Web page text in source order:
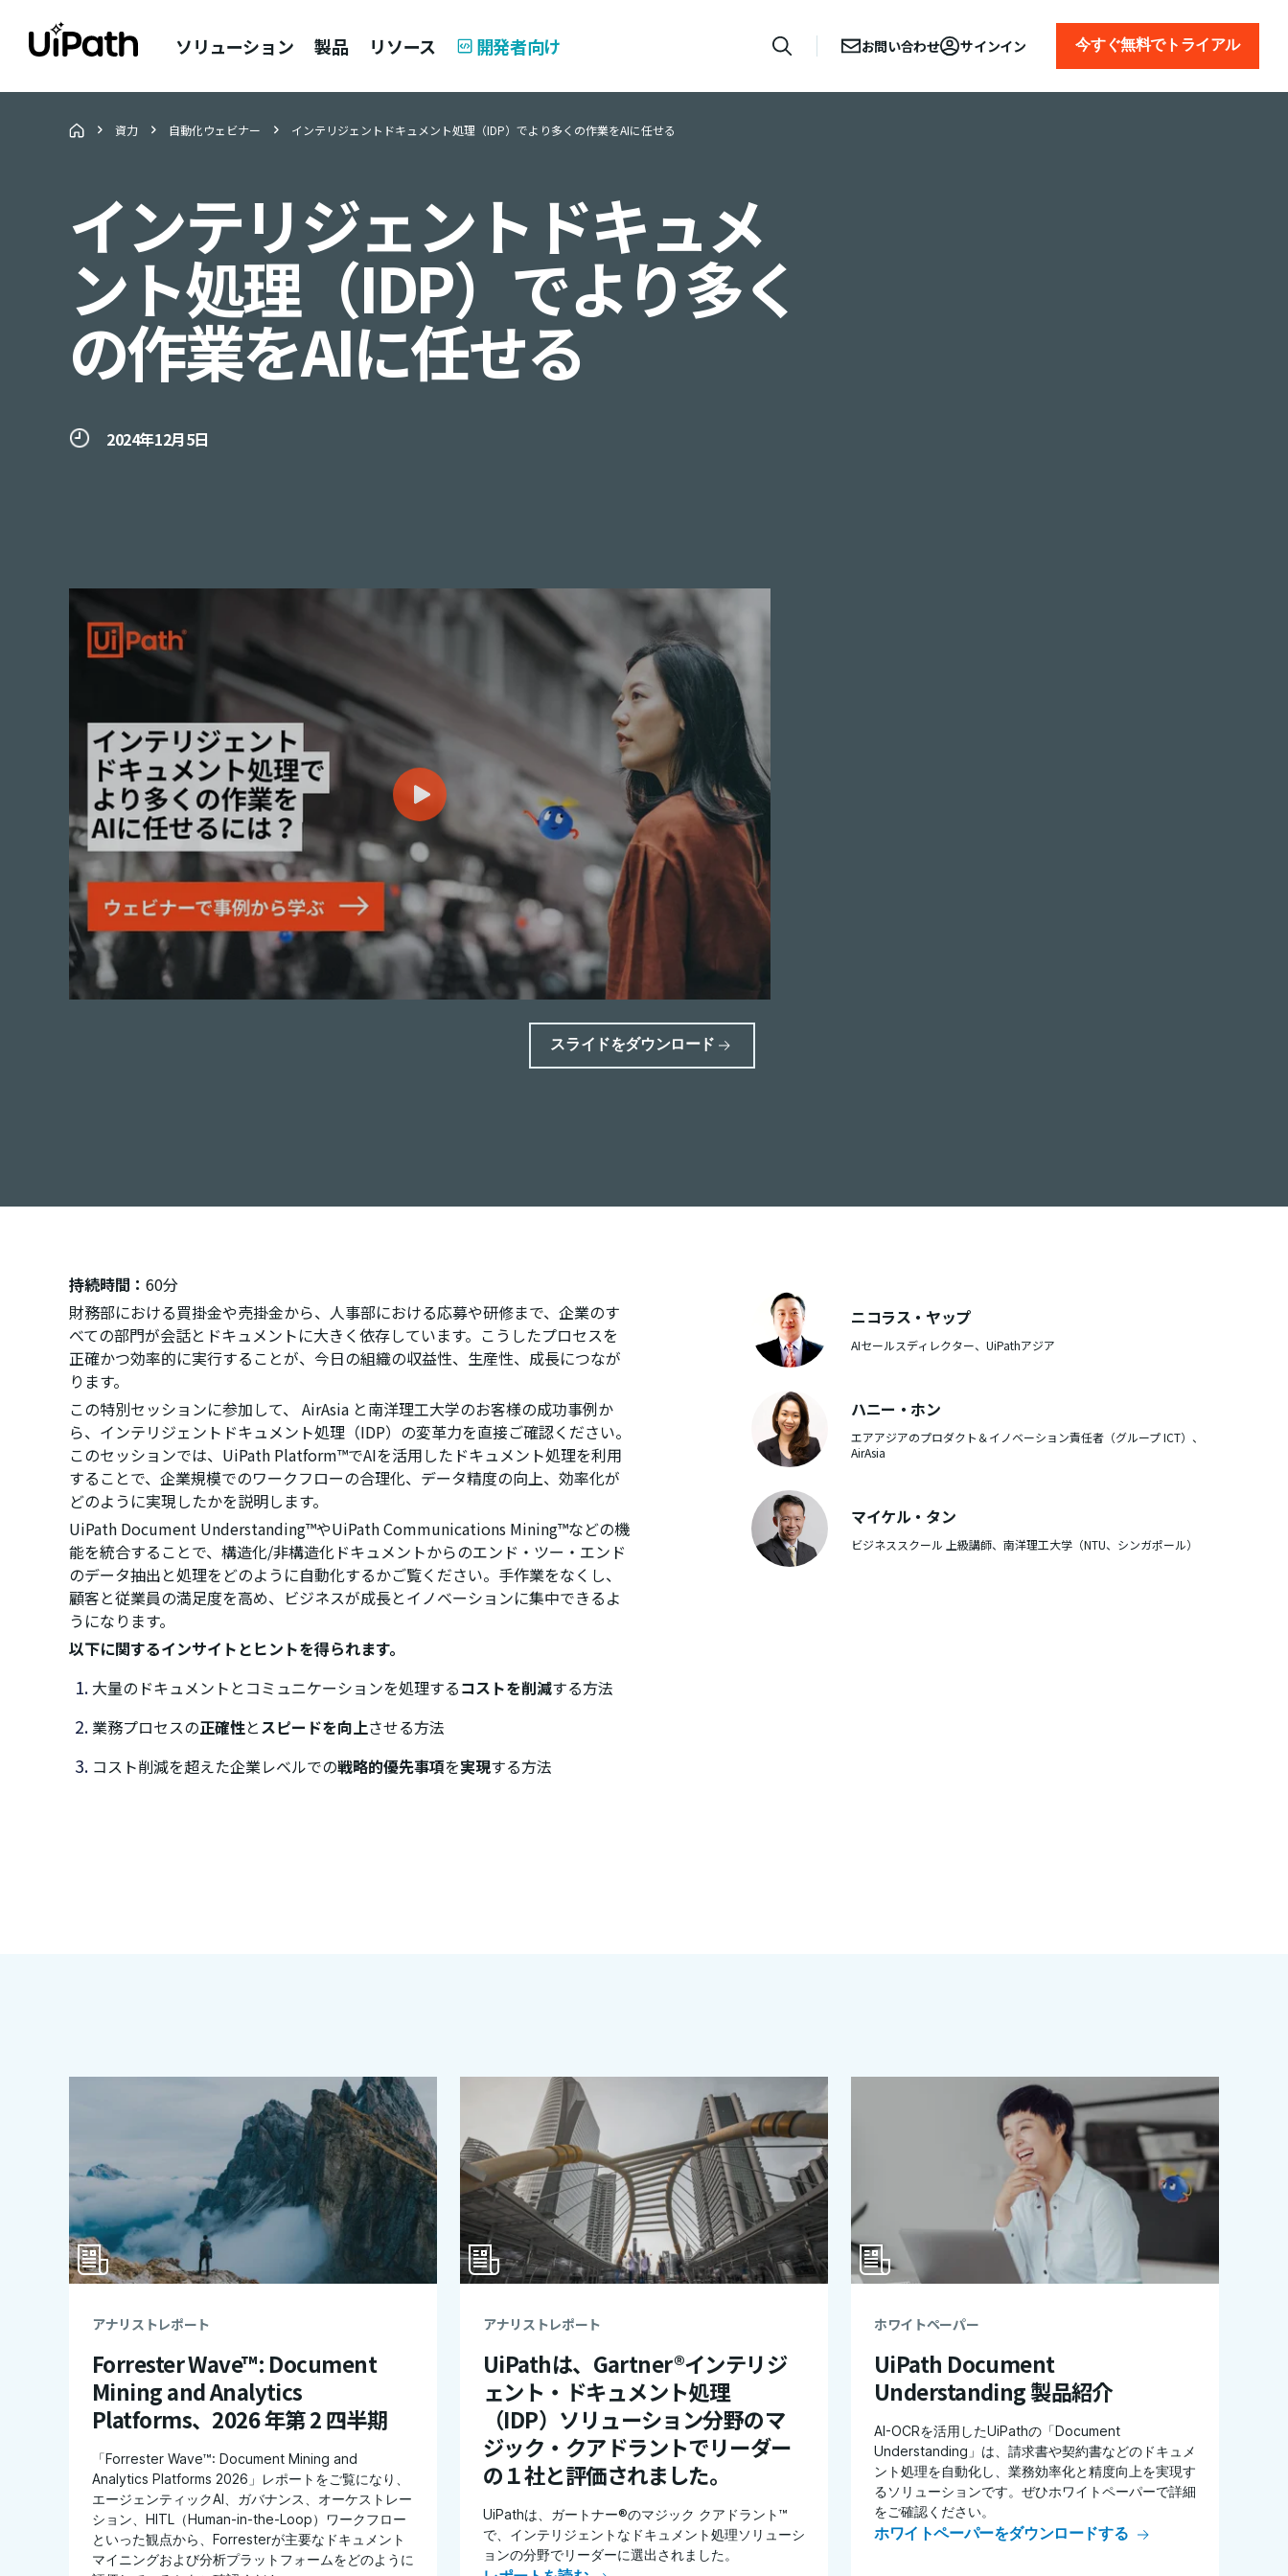
ソリューション 製品 リソース 開発者向け お問い合わせ サインイン 今すぐ無料でトライアル
資力 自動化ウェビナー インテリジェントドキュメント処理（IDP）でより多くの作業をAIに任せる
インテリジェントドキュメ
ント処理（IDP）でより多く
の作業をAIに任せる
2024年12月5日
スライドをダウンロード
持続時間： 60分
財務部における買掛金や売掛金から、人事部における応募や研修まで、企業のす
べての部門が会話とドキュメントに大きく依存しています。こうしたプロセスを
正確かつ効率的に実行することが、今日の組織の収益性、生産性、成長につなが
ります。
この特別セッションに参加して、 AirAsia と南洋理工大学のお客様の成功事例か
ら、インテリジェントドキュメント処理（IDP）の変革力を直接ご確認ください。
このセッションでは、UiPath Platform™でAIを活用したドキュメント処理を利用
することで、企業規模でのワークフローの合理化、データ精度の向上、効率化が
どのように実現したかを説明します。
UiPath Document Understanding™やUiPath Communications Mining™などの機
能を統合することで、構造化/非構造化ドキュメントからのエンド・ツー・エンド
のデータ抽出と処理をどのように自動化するかご覧ください。手作業をなくし、
顧客と従業員の満足度を高め、ビジネスが成長とイノベーションに集中できるよ
うになります。
以下に関するインサイトとヒントを得られます。
大量のドキュメントとコミュニケーションを処理するコストを削減する方法
業務プロセスの正確性とスピードを向上させる方法
コスト削減を超えた企業レベルでの戦略的優先事項を実現する方法
ニコラス・ヤップ
AIセールスディレクター、UiPathアジア
ハニー・ホン
エアアジアのプロダクト＆イノベーション責任者（グループ ICT）、
AirAsia
マイケル・タン
ビジネススクール 上級講師、南洋理工大学（NTU、シンガポール）
アナリストレポート
Forrester Wave™: Document
Mining and Analytics
Platforms、2026 年第 2 四半期
「Forrester Wave™: Document Mining and
Analytics Platforms 2026」レポートをご覧になり、
エージェンティックAI、ガバナンス、オーケストレー
ション、HITL（Human-in-the-Loop）ワークフロー
といった観点​​から、Forresterが主要なドキュメント
マイニングおよび分析プラットフォームをどのように
アナリストレポート
UiPathは、Gartner®インテリジ
ェント・ドキュメント処理
（IDP）ソリューション分野のマ
ジック・クアドラントでリーダー
の１社と評価されました。
UiPathは、ガートナー®のマジック クアドラント™
で、インテリジェントなドキュメント処理ソリューシ
ョンの分野でリーダーに選出されました。
ホワイトペーパー
UiPath Document
Understanding 製品紹介
AI-OCRを活用したUiPathの「Document
Understanding」は、請求書や契約書などのドキュメ
ント処理を自動化し、業務効率化と精度向上を実現す
るソリューションです。ぜひホワイトペーパーで詳細
をご確認ください。
ホワイトペーパーをダウンロードする